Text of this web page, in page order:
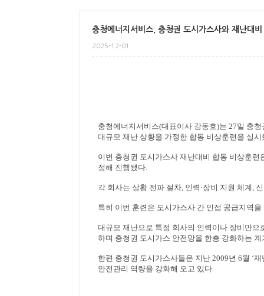
충청에너지서비스, 충청권 도시가스사와 재난대
2025-12-01
충청에너지서비스(대표이사 강동호)는 27일 충
대규모 재난 상황을 가정한 합동 비상훈련을 실시
이번 충청권 도시가스사 재난대비 합동 비상훈
정해 진행됐다.
각 회사는 상황 전파 절차, 인력 ·장비 지원 체계,
특히 이번 훈련은 도시가스사 간 인접 공급지역
대규모 재난으로 특정 회사의 인력이나 장비만
하며 충청권 도시가스 안전망을 한층 강화하는
한편 충청권 도시가스사들은 지난 2009년 6월 ‘재
안전관리 역량을 강화해 오고 있다.